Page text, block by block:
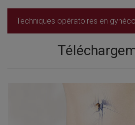
Techniques opératoires en